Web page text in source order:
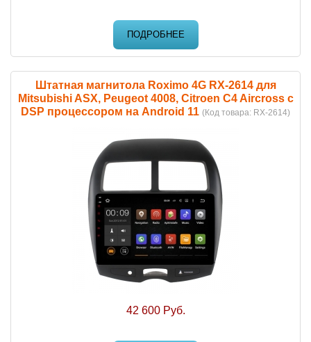
ПОДРОБНЕЕ
Штатная магнитола Roximo 4G RX-2614 для
Mitsubishi ASX, Peugeot 4008, Citroen C4 Aircross c
DSP процессором на Android 11 (Код товара: RX-2614)
42 600 Руб.